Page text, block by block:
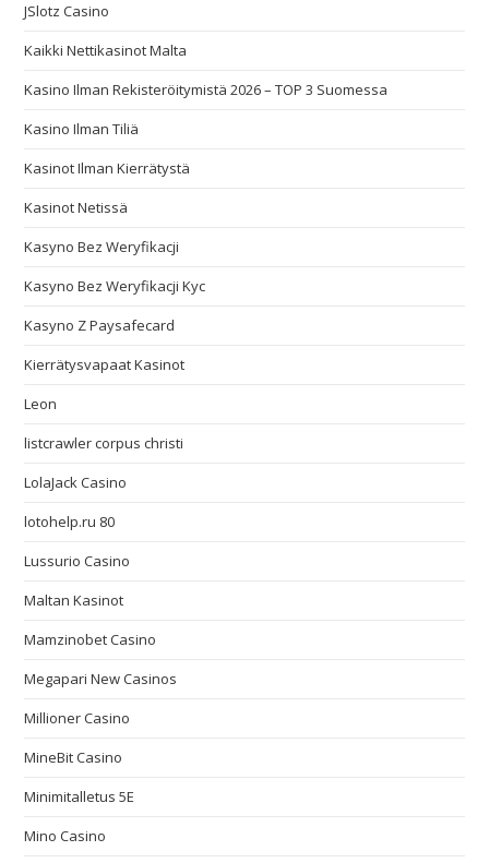
JSlotz Casino
Kaikki Nettikasinot Malta
Kasino Ilman Rekisteröitymistä 2026 – TOP 3 Suomessa
Kasino Ilman Tiliä
Kasinot Ilman Kierrätystä
Kasinot Netissä
Kasyno Bez Weryfikacji
Kasyno Bez Weryfikacji Kyc
Kasyno Z Paysafecard
Kierrätysvapaat Kasinot
Leon
listcrawler corpus christi
LolaJack Casino
lotohelp.ru 80
Lussurio Casino
Maltan Kasinot
Mamzinobet Casino
Megapari New Casinos
Millioner Casino
MineBit Casino
Minimitalletus 5E
Mino Casino